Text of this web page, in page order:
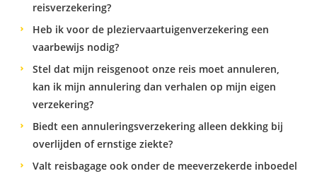
reisverzekering?
Heb ik voor de pleziervaartuigenverzekering een
vaarbewijs nodig?
Stel dat mijn reisgenoot onze reis moet annuleren,
kan ik mijn annulering dan verhalen op mijn eigen
verzekering?
Biedt een annuleringsverzekering alleen dekking bij
overlijden of ernstige ziekte?
Valt reisbagage ook onder de meeverzekerde inboedel